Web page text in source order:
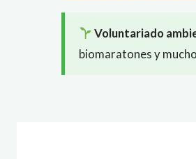
Voluntariado
biomaratones y